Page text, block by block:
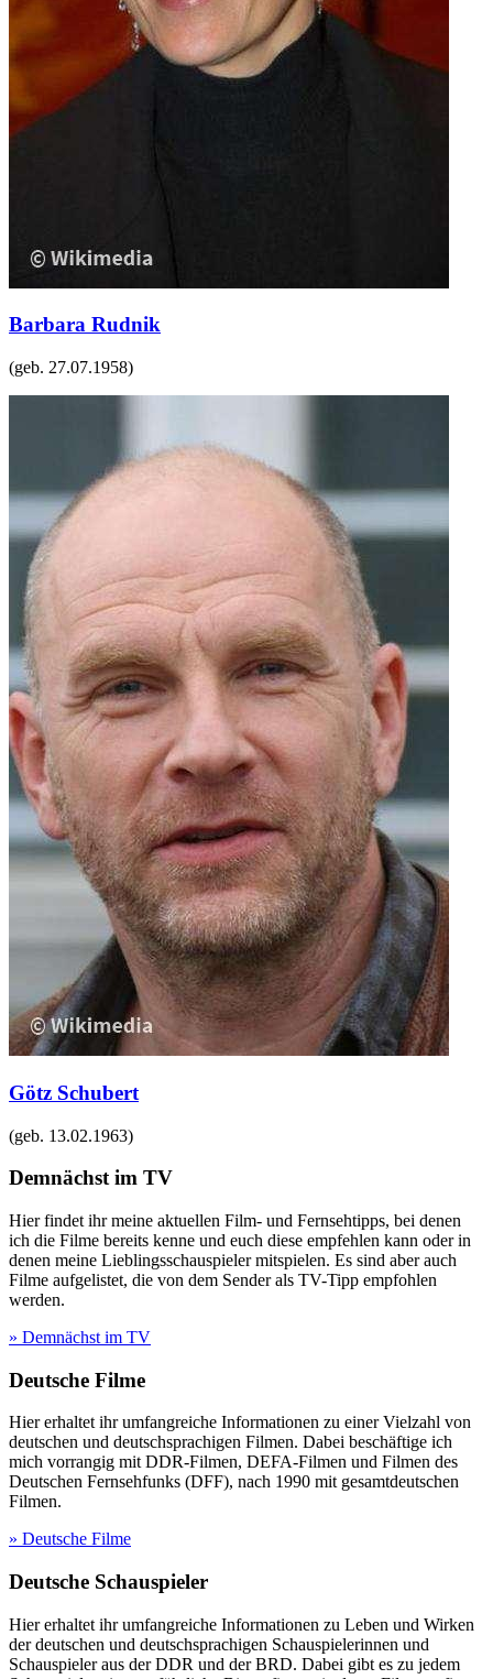
Barbara Rudnik
(geb. 27.07.1958)
Götz Schubert
(geb. 13.02.1963)
Demnächst im TV
Hier findet ihr meine aktuellen Film- und Fernsehtipps, bei denen
ich die Filme bereits kenne und euch diese empfehlen kann oder in
denen meine Lieblingsschauspieler mitspielen. Es sind aber auch
Filme aufgelistet, die von dem Sender als TV-Tipp empfohlen
werden.
» Demnächst im TV
Deutsche Filme
Hier erhaltet ihr umfangreiche Informationen zu einer Vielzahl von
deutschen und deutschsprachigen Filmen. Dabei beschäftige ich
mich vorrangig mit DDR-Filmen, DEFA-Filmen und Filmen des
Deutschen Fernsehfunks (DFF), nach 1990 mit gesamtdeutschen
Filmen.
» Deutsche Filme
Deutsche Schauspieler
Hier erhaltet ihr umfangreiche Informationen zu Leben und Wirken
der deutschen und deutschsprachigen Schauspielerinnen und
Schauspieler aus der DDR und der BRD. Dabei gibt es zu jedem